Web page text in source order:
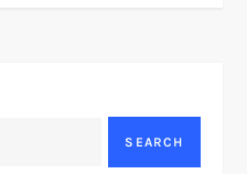
SEARCH